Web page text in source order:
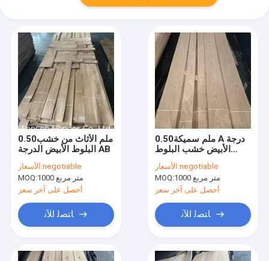
0.50ملم الأثاث من خشب
البلوط الأبيض الدرجة AB
الأسعار:negotiable
MOQ:
1000 متر مربع
أحصل على آخر سعر
ﺎﺘﺼﻟ ﺍﻶﻧ
0.50ملم سميكة A درجة
الأبيض خشب البلوط
اللوحة المزخرفة الباب /
الجدارالأسعار:negotiable
MOQ:
1000 متر مربع
أحصل على آخر سعر
ﺎﺘﺼﻟ ﺍﻶﻧ